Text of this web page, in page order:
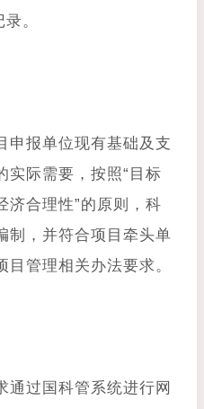
。
报单位现有基础及支
实际需要，按照“目标
济合理性”的原则，科
制，并符合项目牵头单
管理相关办法要求。
过国科管系统进行网